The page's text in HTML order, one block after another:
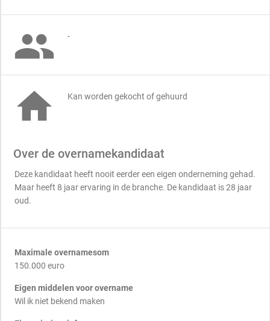
 -
 Kan worden gekocht of gehuurd
Over de overnamekandidaat
Deze kandidaat heeft nooit eerder een eigen onderneming gehad.
Maar heeft 8 jaar ervaring in de branche. De kandidaat is 28 jaar
oud.
Maximale overnamesom
150.000 euro
Eigen middelen voor overname
Wil ik niet bekend maken